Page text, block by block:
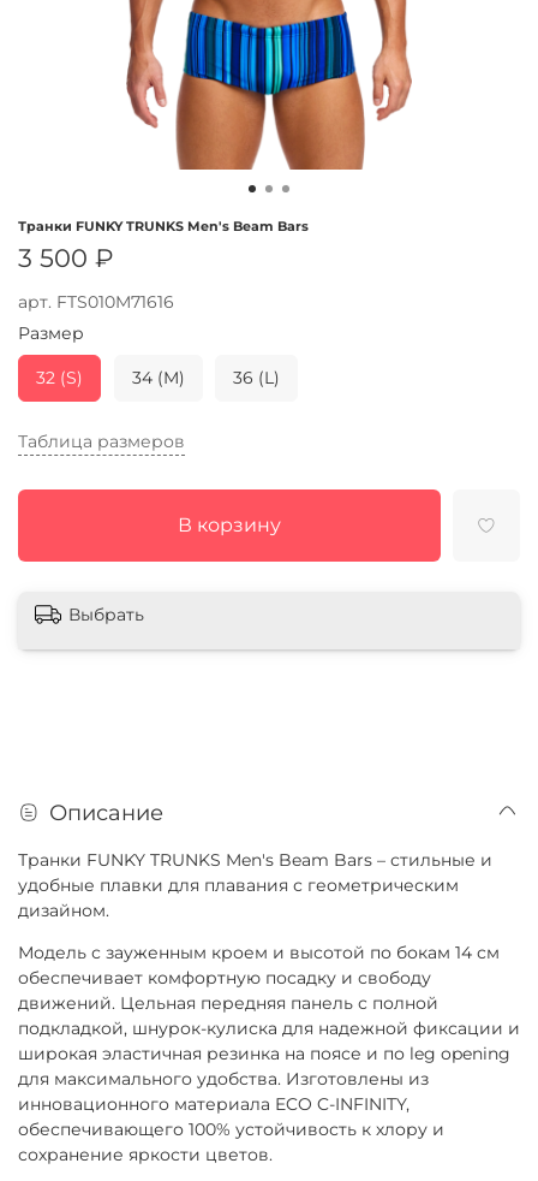
арт. FTS010M71616
Транки FUNKY TRUNKS Men's Beam Bars
3 500 ₽
Таблица размеров
В корзину
Размер
32 (S) 34 (M) 36 (L)
Выбрать
Описание
Транки FUNKY TRUNKS Men's Beam Bars – стильные и
удобные плавки для плавания с геометрическим
дизайном.
Модель с зауженным кроем и высотой по бокам 14 см
обеспечивает комфортную посадку и свободу
движений. Цельная передняя панель с полной
подкладкой, шнурок-кулиска для надежной фиксации и
широкая эластичная резинка на поясе и по leg opening
для максимального удобства. Изготовлены из
инновационного материала ECO C-INFINITY,
обеспечивающего 100% устойчивость к хлору и
сохранение яркости цветов.